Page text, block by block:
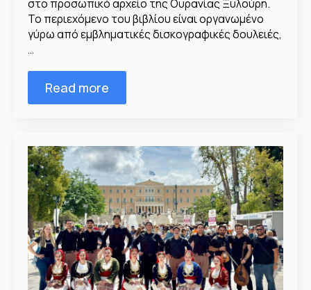
στο προσωπικό αρχείο της Ουρανίας Ξυλούρη.
Το περιεχόμενο του βιβλίου είναι οργανωμένο
γύρω από εμβληματικές δισκογραφικές δουλειές,
…
Read more